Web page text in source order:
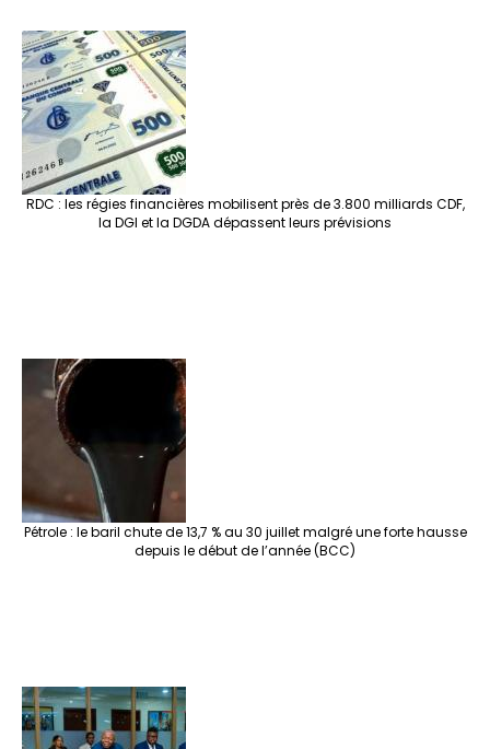
RDC : les régies financières mobilisent près de 3.800 milliards CDF,
la DGI et la DGDA dépassent leurs prévisions
Pétrole : le baril chute de 13,7 % au 30 juillet malgré une forte hausse
depuis le début de l’année (BCC)